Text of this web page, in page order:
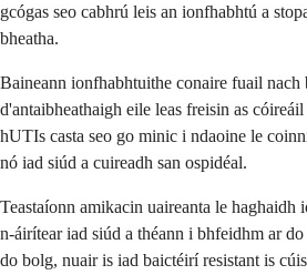
gcógas seo cabhrú leis an ionfhabhtú a
bheatha.
Baineann ionfhabhtuithe conaire fuail nach
d'antaibheathaigh eile leas freisin as
hUTIs casta seo go minic i ndaoine le
nó iad siúd a cuireadh san ospidéal.
Teastaíonn amikacin uaireanta le haghaidh
n-áirítear iad siúd a théann i bhfeidhm ar
do bolg, nuair is iad baictéirí resistant is